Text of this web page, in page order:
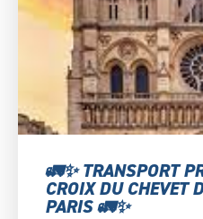
🚛✨ TRANSPORT
CROIX DU CHEVET
PARIS 🚛✨